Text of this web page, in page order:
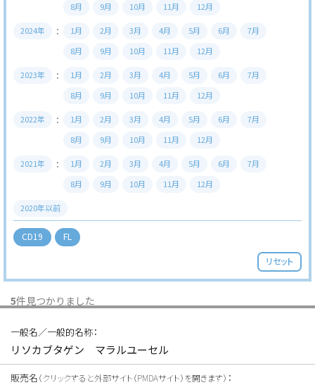
2020年以前
2021年 1月 2月 3月 4月 5月 6月
7月
8月
9月 10月 11月 12月
2022年 1月 2月 3月 4月 5月 6月
7月
8月
9月 10月 11月 12月
2023年 1月 2月 3月 4月 5月 6月
7月
8月
9月 10月 11月 12月
2024年 1月 2月 3月 4月 5月 6月
7月
8月
9月 10月 11月 12月
8月
9月 10月 11月 12月
CD19 FL
リセット
5件見つかりました
一般名／一般的名称：
リソカブタゲン マラルユーセル
販売名（クリックすると外部サイト（PMDAサイト）を開きます） ：